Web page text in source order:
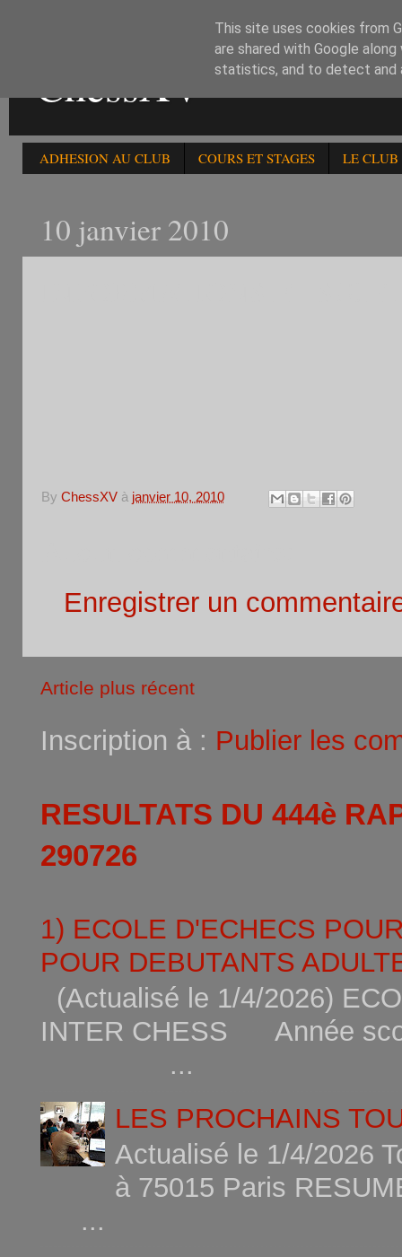
ChessXV
ADHESION AU CLUB COURS ET STAGES LE CLUB
10 janvier 2010
By ChessXV à janvier 10, 2010
Enregistrer un
Article plus récent
Inscription à : Publier les
RESULTATS DU 444è
290726
1) ECOLE D'ECHECS
POUR DEBUTANTS
(Actualisé le 1/4/2026)
INTER CHESS Année
...
LES PROCHAINS
Actualisé le 1/4/2026
à 75015
...
This site uses cookies from
are shared with Google
statistics, and to detect and